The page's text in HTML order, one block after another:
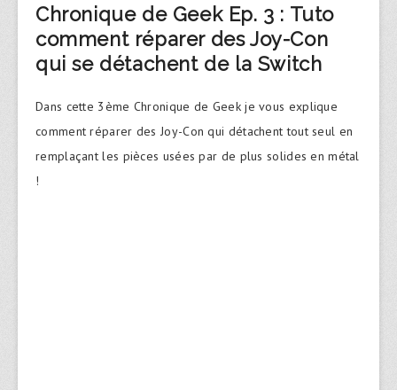
Chronique de Geek Ep. 3 : Tuto
comment réparer des Joy-Con
qui se détachent de la Switch
Dans cette 3ème Chronique de Geek je vous explique
comment réparer des Joy-Con qui détachent tout seul en
remplaçant les pièces usées par de plus solides en métal
!